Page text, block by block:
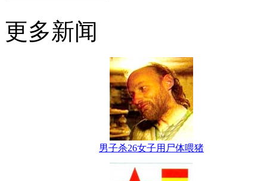
更多新闻
男子杀26女子用尸体喂猪